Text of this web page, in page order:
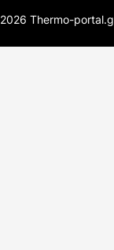
2026 Thermo-